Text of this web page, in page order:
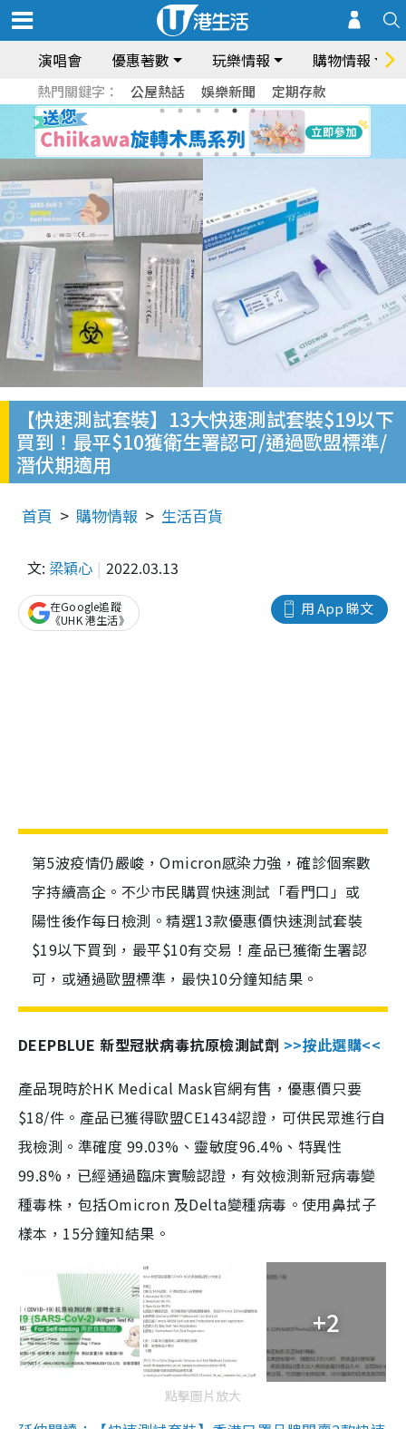
演唱會 優惠著數 玩樂情報 購物情報
熱門關鍵字： 公屋熱話 娛樂新聞 定期存款
【快速測試套裝】13大快速測試套裝$19以下
買到！最平$10獲衛生署認可/通過歐盟標準/
潛伏期適用
首頁 購物情報 生活百貨
文: 梁穎心 2022.03.13
用 App 睇文
在Google追蹤
《UHK 港生活》
第5波疫情仍嚴峻，Omicron感染力強，確診個案數
字持續高企。不少市民購買快速測試「看門口」或
陽性後作每日檢測。精選13款優惠價快速測試套裝
$19以下買到，最平$10有交易！產品已獲衛生署認
可，或通過歐盟標準，最快10分鐘知結果。
DEEPBLUE 新型冠狀病毒抗原檢測試劑 >>按此選購<<
產品現時於HK Medical Mask官網有售，優惠價只要
$18/件。產品已獲得歐盟CE1434認證，可供民眾進行自
我檢測。準確度 99.03%、靈敏度96.4%、特異性
99.8%，已經通過臨床實驗認證，有效檢測新冠病毒變
種毒株，包括Omicron 及Delta變種病毒。使用鼻拭子
樣本，15分鐘知結果。
+2
點擊圖片放大